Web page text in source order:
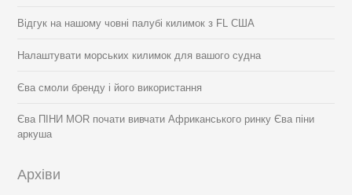
Відгук на нашому човні палубі килимок з FL США
Налаштувати морських килимок для вашого судна
Єва смоли бренду і його використання
Єва ПІНИ MOR почати вивчати Африканського ринку Єва піни
аркуша
Архіви